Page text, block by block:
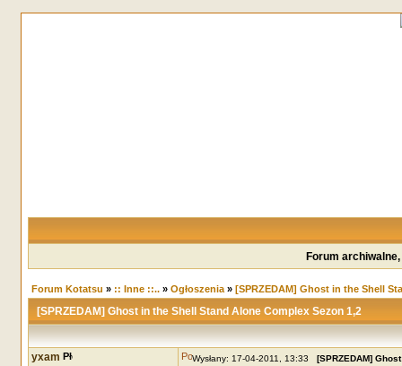
Forum
Forum Kotatsu » :: Inne ::..» Ogłoszenia» [SPRZEDAM] Ghost in the Shell
[SPRZEDAM] Ghost in the Shell Stand Alone Complex Sezon 1,2
yxam Wysłany: 17-04-2011, 13:33 [SPRZEDAM]